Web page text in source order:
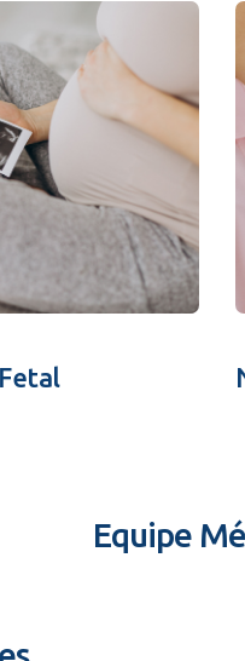
Equipe